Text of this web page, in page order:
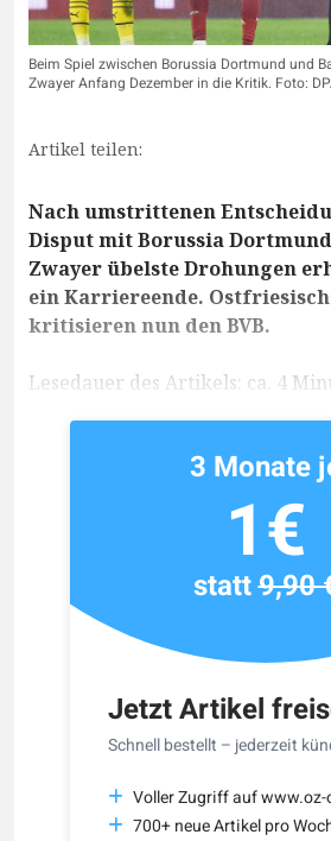
Beim Spiel zwischen Borussia Dortmund und
Zwayer Anfang Dezember in die Kritik. Foto:
Artikel teilen:
Nach umstrittenen
Disput mit Borussia
Zwayer übelste Drohungen
ein Karriereende.
kritisieren nun den BVB.
Lesedauer des Artikels: ca. 4
Jetzt Artikel
Schnell bestellt – jederzeit
Voller Zugriff auf
700+ neue Artikel pro
3 Monate
1€
statt9,90